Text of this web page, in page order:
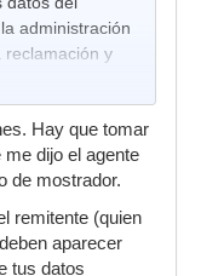
administración
reclamación y
Hay que tomar
dijo el agente
de mostrador.
remitente (quien
aparecer
tus datos